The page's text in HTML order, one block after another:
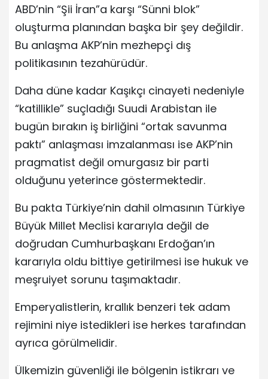
ABD’nin “Şii İran”a karşı “Sünni blok”
oluşturma planından başka bir şey değildir.
Bu anlaşma AKP’nin mezhepçi dış
politikasının tezahürüdür.
Daha düne kadar Kaşıkçı cinayeti nedeniyle
“katillikle” suçladığı Suudi Arabistan ile
bugün bırakın iş birliğini “ortak savunma
paktı” anlaşması imzalanması ise AKP’nin
pragmatist değil omurgasız bir parti
olduğunu yeterince göstermektedir.
Bu pakta Türkiye’nin dahil olmasının Türkiye
Büyük Millet Meclisi kararıyla değil de
doğrudan Cumhurbaşkanı Erdoğan’ın
kararıyla oldu bittiye getirilmesi ise hukuk ve
meşruiyet sorunu taşımaktadır.
Emperyalistlerin, krallık benzeri tek adam
rejimini niye istedikleri ise herkes tarafından
ayrıca görülmelidir.
Ülkemizin güvenliği ile bölgenin istikrarı ve